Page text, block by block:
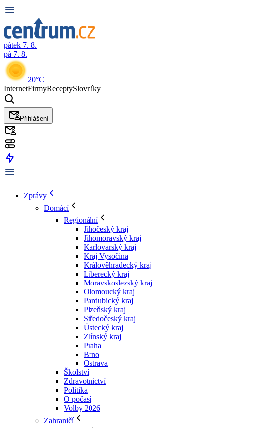
pátek 7. 8.
pá 7. 8.
20°C
InternetFirmyReceptySlovníky
Přihlášení
Zprávy
Domácí
Regionální
Jihočeský kraj
Jihomoravský kraj
Karlovarský kraj
Kraj Vysočina
Králověhradecký kraj
Liberecký kraj
Moravskoslezský kraj
Olomoucký kraj
Pardubický kraj
Plzeňský kraj
Středočeský kraj
Ústecký kraj
Zlínský kraj
Praha
Brno
Ostrava
Školství
Zdravotnictví
Politika
O počasí
Volby 2026
Zahraničí